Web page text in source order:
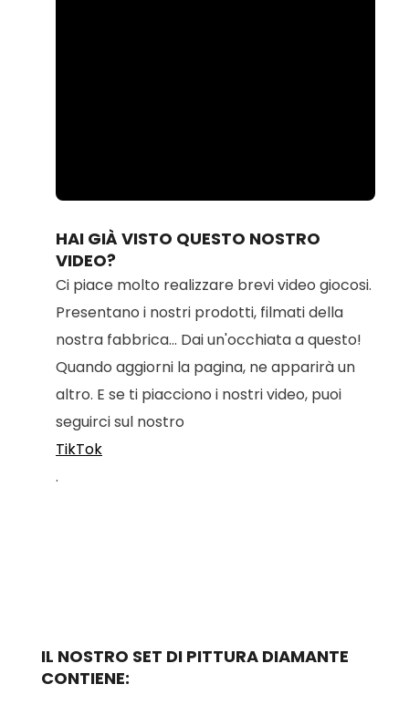
100.00%
HAI GIÀ VISTO QUESTO NOSTRO
VIDEO?
Ci piace molto realizzare brevi video giocosi.
Presentano i nostri prodotti, filmati della
nostra fabbrica... Dai un'occhiata a questo!
Quando aggiorni la pagina, ne apparirà un
altro. E se ti piacciono i nostri video, puoi
seguirci sul nostro
TikTok
.
IL NOSTRO SET DI PITTURA DIAMANTE
CONTIENE: